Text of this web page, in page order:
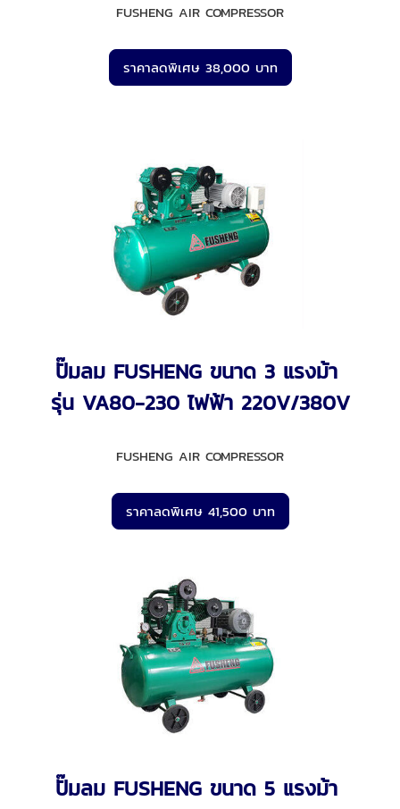
FUSHENG AIR COMPRESSOR
ราคาลดพิเศษ 38,000 บาท
ปั๊มลม FUSHENG ขนาด 3 แรงม้า
รุ่น VA80-230 ไฟฟ้า 220V/380V
FUSHENG AIR COMPRESSOR
ราคาลดพิเศษ 41,500 บาท
ปั๊มลม FUSHENG ขนาด 5 แรงม้า